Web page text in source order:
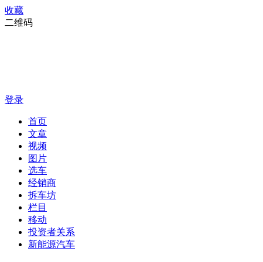
收藏
二维码
登录
首页
文章
视频
图片
选车
经销商
拆车坊
栏目
移动
投资者关系
新能源汽车